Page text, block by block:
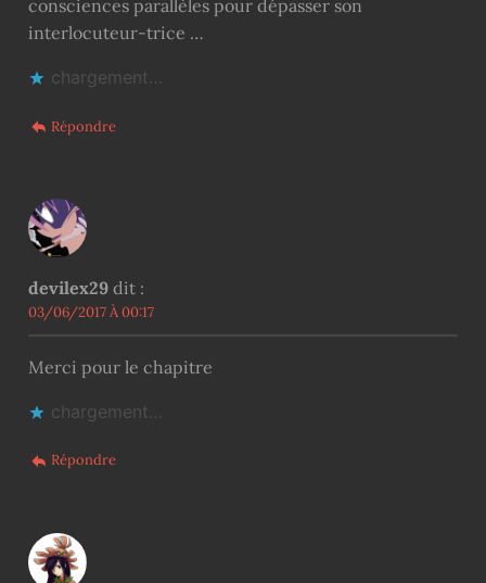
consciences parallèles pour dépasser son
interlocuteur-trice …
chargement…
Répondre
devilex29 dit :
03/06/2017 À 00:17
Merci pour le chapitre
chargement…
Répondre